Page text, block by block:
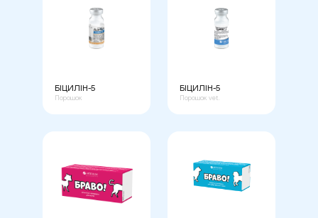
БІЦИЛІН-5
Порошок
БІЦИЛІН-5
Порошок vet.